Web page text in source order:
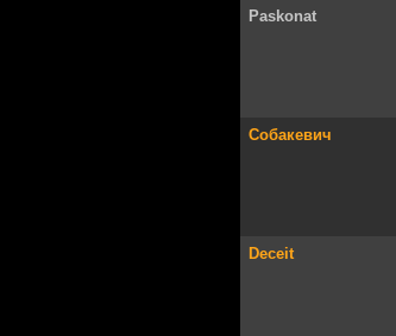
Paskonat
Собакевич
Deceit